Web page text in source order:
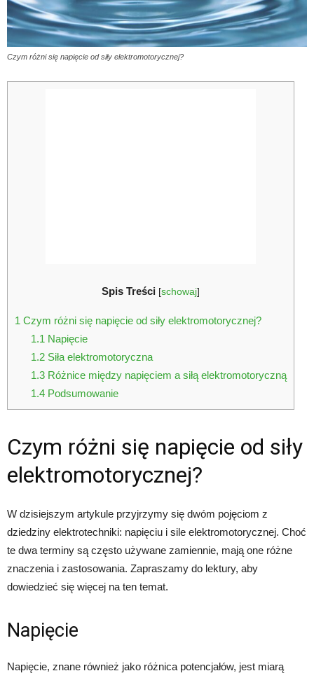
Czym różni się napięcie od siły elektromotorycznej?
Spis Treści [schowaj]
1 Czym różni się napięcie od siły elektromotorycznej?
1.1 Napięcie
1.2Siła elektromotoryczna
1.3Różnice między napięciem a siłą elektromotoryczną
1.4Podsumowanie
Czym różni się napięcie od siły
elektromotorycznej?
W dzisiejszym artykule przyjrzymy się dwóm pojęciom z
dziedziny elektrotechniki: napięciu i sile elektromotorycznej. Choć
te dwa terminy są często używane zamiennie, mają one różne
znaczenia i zastosowania. Zapraszamy do lektury, aby
dowiedzieć się więcej na ten temat.
Napięcie
Napięcie, znane również jako różnica potencjałów, jest miarą